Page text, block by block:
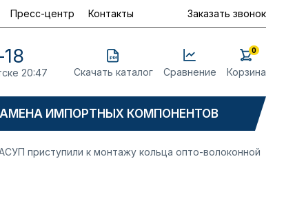
Пресс-центр Контакты Заказать звонок
20:47 Скачать каталог Сравнение Корзина
0
ИМПОРТНЫХ КОМПОНЕНТОВ
приступили к монтажу кольца опто-волоконной